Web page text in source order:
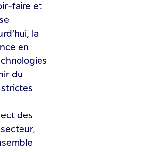
faire et
la
en
du
strictes
des